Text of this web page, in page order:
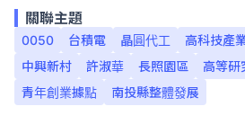
關聯主題
0050 台積電 晶圓代工 高科技產
中興新村
許淑華 長照園區 高等研
青年創業據點
南投縣整體發展